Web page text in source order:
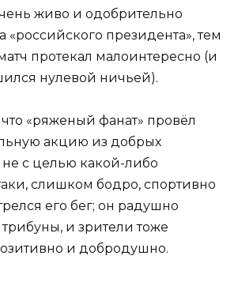
живо и одобрительно
«российского президента», тем
протекал малоинтересно (и
нулевой ничьей).
что «ряженый фанат» провёл
акцию из добрых
с целью какой-либо
слишком бодро, спортивно
его бег; он радушно
трибуны, и зрители тоже
и добродушно.